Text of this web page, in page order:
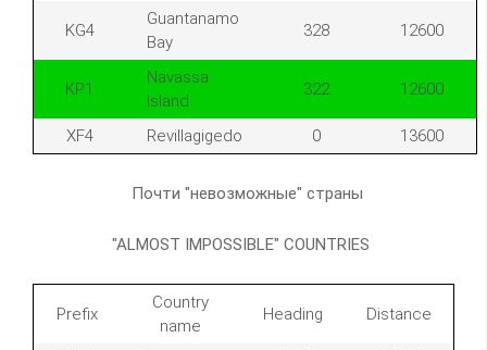
KG4
Guantanamo
Bay
328 12600
KP1
Navassa
Island
322 12600
XF4 Revillagigedo 0 13600
Почти "невозможные" страны
"ALMOST IMPOSSIBLE" COUNTRIES
Prefix
Country
name
Heading Distance